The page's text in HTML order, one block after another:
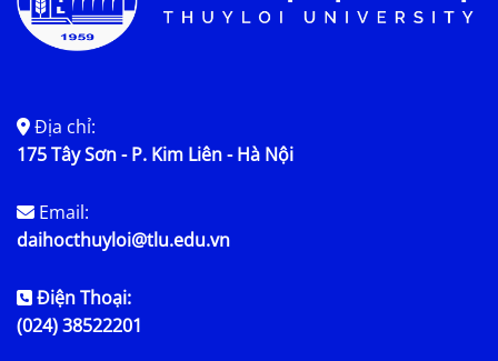
Địa chỉ:
175 Tây Sơn - P. Kim Liên - Hà Nội
Email:
daihocthuyloi@tlu.edu.vn
Điện Thoại:
(024) 38522201